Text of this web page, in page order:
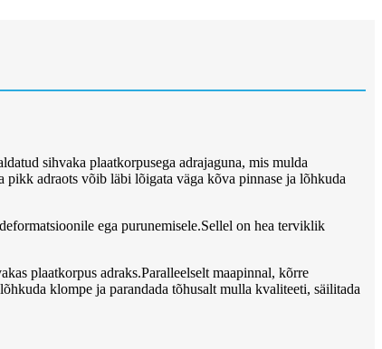
sihvaka plaatkorpusega adrajaguna, mis mulda
pikk adraots võib läbi lõigata väga kõva pinnase ja lõhkuda
ega purunemisele.Sellel on hea terviklik
plaatkorpus adraks.Paralleelselt maapinnal, kõrre
klompe ja parandada tõhusalt mulla kvaliteeti, säilitada